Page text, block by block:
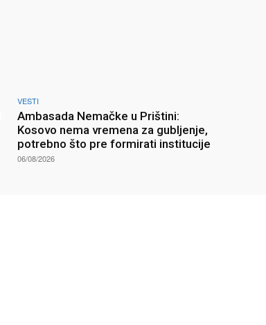
VESTI
Ambasada Nemačke u Prištini:
Kosovo nema vremena za gubljenje,
potrebno što pre formirati institucije
06/08/2026